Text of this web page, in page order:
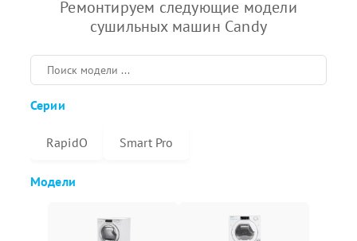
Ремонтируем следующие модели
сушильных машин Candy
Серии
RapidO Smart Pro
Модели